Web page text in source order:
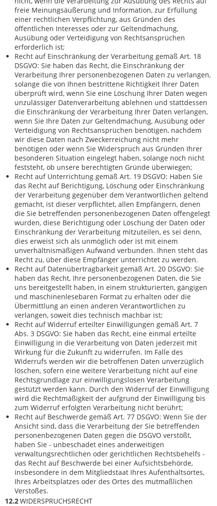
freie Meinungsäußerung und Information, zur Erfüllung
einer rechtlichen Verpflichtung, aus Gründen des
öffentlichen Interesses oder zur Geltendmachung,
Ausübung oder Verteidigung von Rechtsansprüchen
erforderlich ist;
Recht auf Einschränkung der Verarbeitung gemäß Art. 18
DSGVO: Sie haben das Recht, die Einschränkung der
Verarbeitung Ihrer personenbezogenen Daten zu verlangen,
solange die von Ihnen bestrittene Richtigkeit Ihrer Daten
überprüft wird, wenn Sie eine Löschung Ihrer Daten wegen
unzulässiger Datenverarbeitung ablehnen und stattdessen
die Einschränkung der Verarbeitung Ihrer Daten verlangen,
wenn Sie Ihre Daten zur Geltendmachung, Ausübung oder
Verteidigung von Rechtsansprüchen benötigen, nachdem
wir diese Daten nach Zweckerreichung nicht mehr
benötigen oder wenn Sie Widerspruch aus Gründen Ihrer
besonderen Situation eingelegt haben, solange noch nicht
feststeht, ob unsere berechtigten Gründe überwiegen;
Recht auf Unterrichtung gemäß Art. 19 DSGVO: Haben Sie
das Recht auf Berichtigung, Löschung oder Einschränkung
der Verarbeitung gegenüber dem Verantwortlichen geltend
gemacht, ist dieser verpflichtet, allen Empfängern, denen
die Sie betreffenden personenbezogenen Daten offengelegt
wurden, diese Berichtigung oder Löschung der Daten oder
Einschränkung der Verarbeitung mitzuteilen, es sei denn,
dies erweist sich als unmöglich oder ist mit einem
unverhältnismäßigen Aufwand verbunden. Ihnen steht das
Recht zu, über diese Empfänger unterrichtet zu werden.
Recht auf Datenübertragbarkeit gemäß Art. 20 DSGVO: Sie
haben das Recht, Ihre personenbezogenen Daten, die Sie
uns bereitgestellt haben, in einem strukturierten, gängigen
und maschinenlesebaren Format zu erhalten oder die
Übermittlung an einen anderen Verantwortlichen zu
verlangen, soweit dies technisch machbar ist;
Recht auf Widerruf erteilter Einwilligungen gemäß Art. 7
Abs. 3 DSGVO: Sie haben das Recht, eine einmal erteilte
Einwilligung in die Verarbeitung von Daten jederzeit mit
Wirkung für die Zukunft zu widerrufen. Im Falle des
Widerrufs werden wir die betroffenen Daten unverzüglich
löschen, sofern eine weitere Verarbeitung nicht auf eine
Rechtsgrundlage zur einwilligungslosen Verarbeitung
gestützt werden kann. Durch den Widerruf der Einwilligung
wird die Rechtmäßigkeit der aufgrund der Einwilligung bis
zum Widerruf erfolgten Verarbeitung nicht berührt;
Recht auf Beschwerde gemäß Art. 77 DSGVO: Wenn Sie der
Ansicht sind, dass die Verarbeitung der Sie betreffenden
personenbezogenen Daten gegen die DSGVO verstößt,
haben Sie - unbeschadet eines anderweitigen
verwaltungsrechtlichen oder gerichtlichen Rechtsbehelfs -
das Recht auf Beschwerde bei einer Aufsichtsbehörde,
insbesondere in dem Mitgliedstaat Ihres Aufenthaltsortes,
Ihres Arbeitsplatzes oder des Ortes des mutmaßlichen
Verstoßes.
12.2WIDERSPRUCHSRECHT